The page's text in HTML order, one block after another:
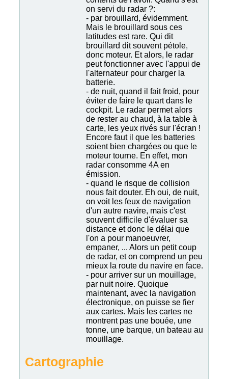
on servi du radar ?:
- par brouillard, évidemment.
Mais le brouillard sous ces
latitudes est rare. Qui dit
brouillard dit souvent pétole,
donc moteur. Et alors, le radar
peut fonctionner avec l'appui de
l'alternateur pour charger la
batterie.
- de nuit, quand il fait froid, pour
éviter de faire le quart dans le
cockpit. Le radar permet alors
de rester au chaud, à la table à
carte, les yeux rivés sur l'écran !
Encore faut il que les batteries
soient bien chargées ou que le
moteur tourne. En effet, mon
radar consomme 4A en
émission.
- quand le risque de collision
nous fait douter. Eh oui, de nuit,
on voit les feux de navigation
d'un autre navire, mais c'est
souvent difficile d'évaluer sa
distance et donc le délai que
l'on a pour manoeuvrer,
empaner, ... Alors un petit coup
de radar, et on comprend un peu
mieux la route du navire en face.
- pour arriver sur un mouillage,
par nuit noire. Quoique
maintenant, avec la navigation
électronique, on puisse se fier
aux cartes. Mais les cartes ne
montrent pas une bouée, une
tonne, une barque, un bateau au
mouillage.
Cartographie